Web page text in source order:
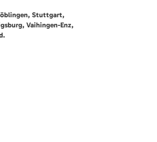
Stuttgart,
Vaihingen-Enz,